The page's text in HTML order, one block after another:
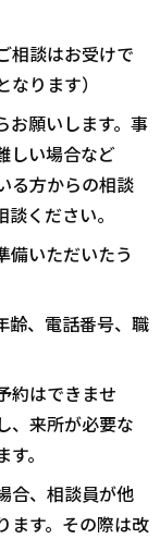
相談はお受けで
ります）
お願いします。事
しい場合など
る方からの相談
ください。
備いただいたう
齢、電話番号、職
約はできませ
、来所が必要な
。
合、相談員が他
ます。その際は改